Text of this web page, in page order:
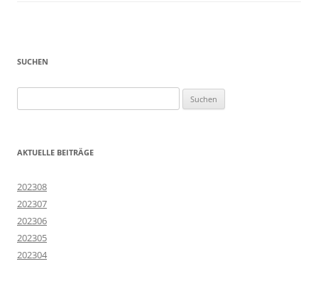
SUCHEN
nach:
AKTUELLE BEITRÄGE
202308
202307
202306
202305
202304